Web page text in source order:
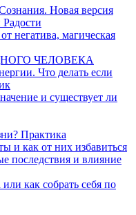
Новая версия
негатива, магическая
ЧЕЛОВЕКА
Что делать если
и существует ли
Практика
и как от них избавиться
последствия и влияние
как собрать себя по